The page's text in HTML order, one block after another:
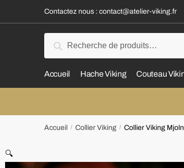
Contactez nous : contact@atelier-viking.fr
Recherche
Accueil Hache Viking Couteau
Accueil / Collier Viking / Collier Viking
🔍